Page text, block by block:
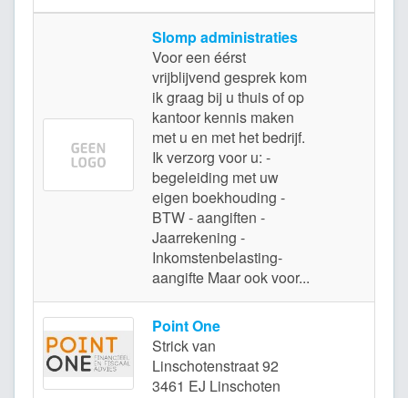
Slomp administraties
Voor een éérst
vrijblijvend gesprek kom
ik graag bij u thuis of op
kantoor kennis maken
met u en met het bedrijf.
Ik verzorg voor u: -
begeleiding met uw
eigen boekhouding -
BTW - aangiften -
Jaarrekening -
Inkomstenbelasting-
aangifte Maar ook voor...
Point One
Strick van
Linschotenstraat 92
3461 EJ Linschoten